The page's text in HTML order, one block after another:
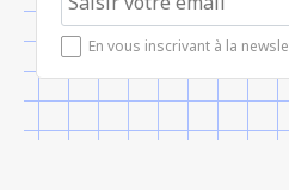
En vous inscrivant à la